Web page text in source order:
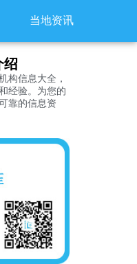
当地资讯
绍
构信息大全，
经验。为您的
靠的信息资